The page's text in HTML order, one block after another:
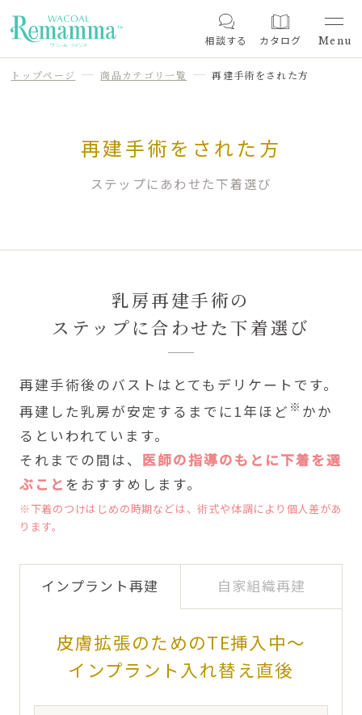
相談する カタログ
トップページ 商品カテゴリ一覧 再建手術をされた方
再建手術をされた方
ステップにあわせた下着選び
乳房再建手術の
ステップに合わせた下着選び
再建手術後のバストはとてもデリケートです。
再建した乳房が安定するまでに1年ほど ※ かか
るといわれています。
それまでの間は、 医師の指導のもとに下着を選
ぶこと をおすすめします。
※下着のつけはじめの時期などは、術式や体調により個人差があ
ります。
インプラント再建 自家組織再建
皮膚拡張のためのTE挿入中〜
インプラント入れ替え直後